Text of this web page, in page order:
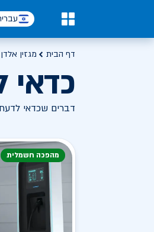
דף הבית מגזין אלדן
דברים שכדאי
מהפכה חשמלית